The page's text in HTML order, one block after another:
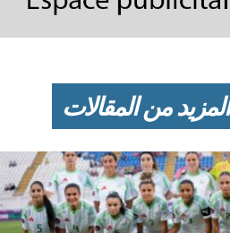
المزيد من المقالات